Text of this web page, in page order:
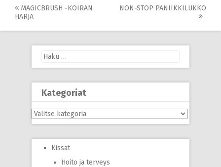
Post
navigation
MAGICBRUSH -KOIRAN
HARJA
NON-STOP PANIIKKILUKKO
Haku:
Kategoriat
Kategoriat
Kissat
Hoito ja terveys